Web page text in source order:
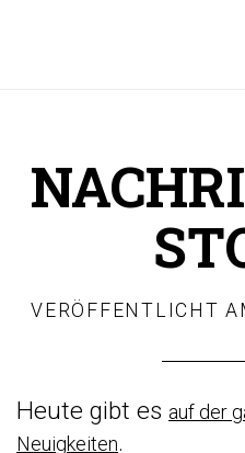
VERÖFFENTLICHT
Heute gibt es auf der
Neuigkeiten.